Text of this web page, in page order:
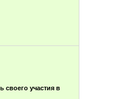
своего участия в